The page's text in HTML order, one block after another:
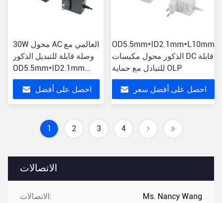
الاتصالات
الاتصالات: Ms. Nancy Wang
30W محول AC العالمي مع
وصلة قابلة للتبديل الذكور
OD5.5mm*ID2.1mm
حماية OCP
احصل على أفضل
OD5.5mm*ID2.1mm*L10mm
الذكور محول مكبسات DC قابلة
للتبادل مع حماية OLP
احصل على أفضل سعر
1 2 3 4